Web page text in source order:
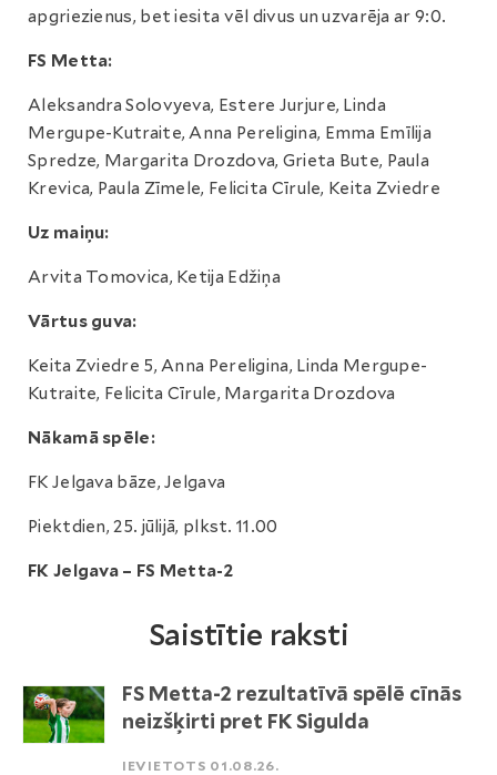
apgriezienus, bet iesita vēl divus un uzvarēja ar 9:0.
FS Metta:
Aleksandra Solovyeva, Estere Jurjure, Linda
Mergupe-Kutraite, Anna Pereligina, Emma Emīlija
Spredze, Margarita Drozdova, Grieta Bute, Paula
Krevica, Paula Zīmele, Felicita Cīrule, Keita Zviedre
Uz maiņu:
Arvita Tomovica, Ketija Edžiņa
Vārtus guva:
Keita Zviedre 5, Anna Pereligina, Linda Mergupe-
Kutraite, Felicita Cīrule, Margarita Drozdova
Nākamā spēle:
FK Jelgava bāze, Jelgava
Piektdien, 25. jūlijā, plkst. 11.00
FK Jelgava – FS Metta-2
Saistītie raksti
FS Metta-2 rezultatīvā spēlē cīnās
neizšķirti pret FK Sigulda
IEVIETOTS 01.08.26.